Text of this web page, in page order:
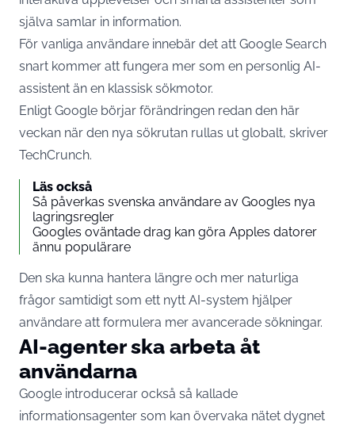
själva samlar in information.
För vanliga användare innebär det att Google Search
snart kommer att fungera mer som en personlig AI-
assistent än en klassisk sökmotor.
Enligt Google börjar förändringen redan den här
veckan när den nya sökrutan rullas ut globalt, skriver
TechCrunch.
Läs också
Så påverkas svenska användare av Googles nya
lagringsregler
Googles oväntade drag kan göra Apples datorer
ännu populärare
Den ska kunna hantera längre och mer naturliga
frågor samtidigt som ett nytt AI-system hjälper
användare att formulera mer avancerade sökningar.
AI-agenter ska arbeta åt
användarna
Google introducerar också så kallade
informationsagenter som kan övervaka nätet dygnet